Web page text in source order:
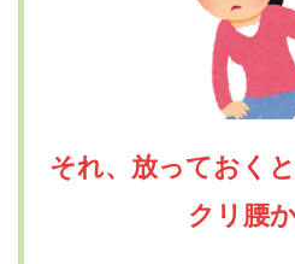
それ、放っておく
クリ腰